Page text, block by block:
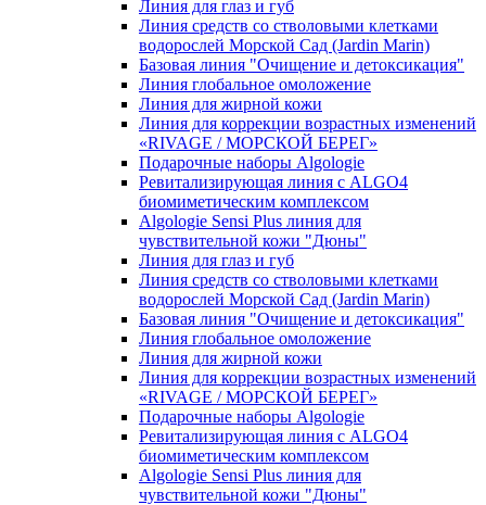
Линия для глаз и губ
Линия средств со стволовыми клетками
водорослей Морской Сад (Jardin Marin)
Базовая линия "Очищение и детоксикация"
Линия глобальное омоложение
Линия для жирной кожи
Линия для коррекции возрастных изменений
«RIVAGE / МОРСКОЙ БЕРЕГ»
Подарочные наборы Algologie
Ревитализирующая линия с ALGO4
биомиметическим комплексом
Algologie Sensi Plus линия для
чувcтвительной кожи "Дюны"
Линия для глаз и губ
Линия средств со стволовыми клетками
водорослей Морской Сад (Jardin Marin)
Базовая линия "Очищение и детоксикация"
Линия глобальное омоложение
Линия для жирной кожи
Линия для коррекции возрастных изменений
«RIVAGE / МОРСКОЙ БЕРЕГ»
Подарочные наборы Algologie
Ревитализирующая линия с ALGO4
биомиметическим комплексом
Algologie Sensi Plus линия для
чувcтвительной кожи "Дюны"